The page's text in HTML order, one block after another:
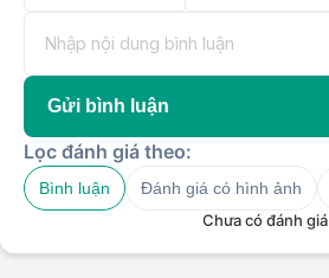
Gửi bình luận
Lọc đánh giá theo:
Bình luận Đánh giá có hình ảnh
Chưa có đánh giá